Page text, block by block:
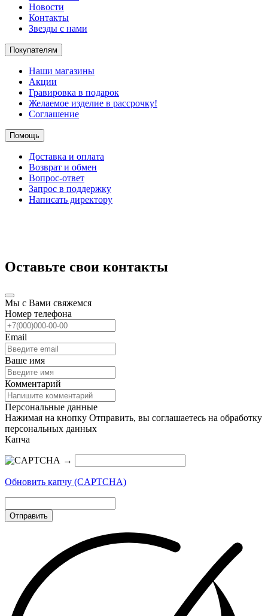
Новости
Контакты
Звезды с нами
Покупателям
Наши магазины
Акции
Гравировка в подарок
Желаемое изделие в рассрочку!
Соглашение
Помощь
Доставка и оплата
Возврат и обмен
Вопрос-ответ
Запрос в поддержку
Написать директору
Оставьте свои контакты
Мы с Вами свяжемся
Номер телефона
Email
Ваше имя
Комментарий
Персональные данные
Нажимая на кнопку Отправить, вы соглашаетесь на обработку
персональных данных
Капча
→
Обновить капчу (CAPTCHA)
Отправить